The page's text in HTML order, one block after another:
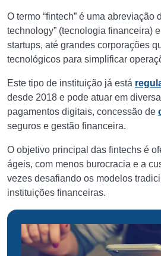
O termo “fintech” é uma abreviação
technology” (tecnologia financeira)
startups, até grandes corporações
tecnológicos para simplificar
Este tipo de instituição já está
desde 2018 e pode atuar em
pagamentos digitais, concessão de
seguros e gestão financeira.
O objetivo principal das fintechs é
ágeis, com menos burocracia e a
vezes desafiando os modelos
instituições financeiras.